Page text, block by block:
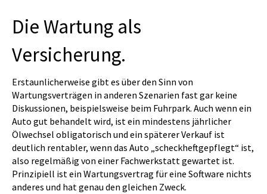
Die Wartung als
Versicherung.
Erstaunlicherweise gibt es über den Sinn von
Wartungsverträgen in anderen Szenarien fast gar keine
Diskussionen, beispielsweise beim Fuhrpark. Auch wenn ein
Auto gut behandelt wird, ist ein mindestens jährlicher
Ölwechsel obligatorisch und ein späterer Verkauf ist
deutlich rentabler, wenn das Auto „scheckheftgepflegt“ ist,
also regelmäßig von einer Fachwerkstatt gewartet ist.
Prinzipiell ist ein Wartungsvertrag für eine Software nichts
anderes und hat genau den gleichen Zweck.